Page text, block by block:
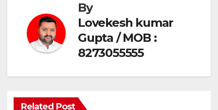
By
Lovekesh kumar
Gupta / MOB :
8273055555
Related Post